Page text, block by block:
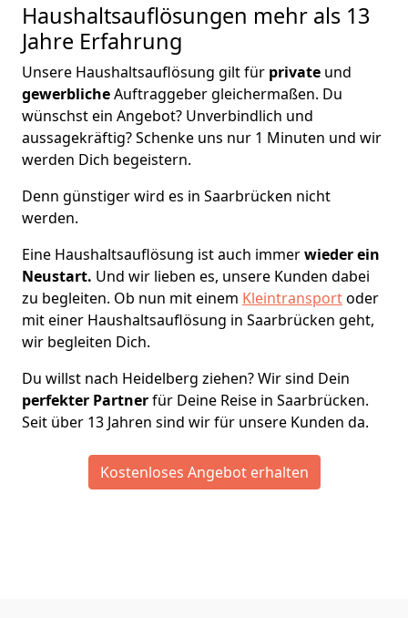
Haushaltsauflösungen mehr als 13
Jahre Erfahrung
Unsere Haushaltsauflösung gilt für private und
gewerblicheAuftraggeber gleichermaßen. Du
wünschst ein Angebot? Unverbindlich und
aussagekräftig? Schenke uns nur 1 Minuten und wir
werden Dich begeistern.
Denn günstiger wird es in Saarbrücken nicht
werden.
Eine Haushaltsauflösung ist auch immerwieder ein
Neustart. Und wir lieben es, unsere Kunden dabei
zu begleiten. Ob nun mit einem Kleintransportoder
mit einer Haushaltsauflösung in Saarbrücken geht,
wir begleiten Dich.
Du willst nach Heidelberg ziehen? Wir sind Dein
perfekter Partnerfür Deine Reise in Saarbrücken.
Seit über 13 Jahren sind wir für unsere Kunden da.
Kostenloses Angebot erhalten